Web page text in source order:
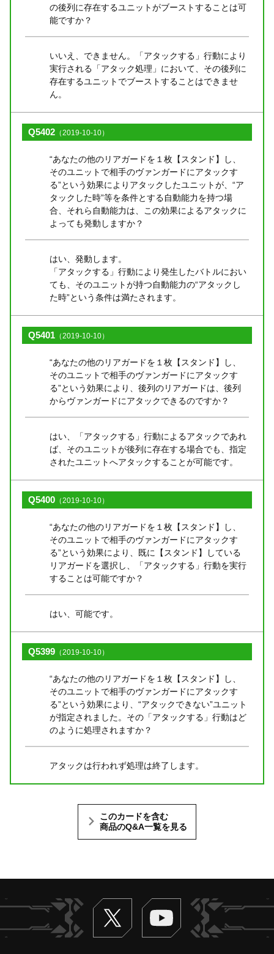
の後列に存在するユニットがブーストすることは可
能ですか？
いいえ、できません。「アタックする」行動により
実行される「アタック処理」において、その後列に
存在するユニットでブーストすることはできませ
ん。
Q5402 （2019-10-10）
“あなたの他のリアガードを１枚【スタンド】し、
そのユニットで相手のヴァンガードにアタックす
る”という効果によりアタックしたユニットが、“ア
タックした時”等を条件とする自動能力を持つ場
合、それら自動能力は、この効果によるアタックに
よっても発動しますか？
はい、発動します。
「アタックする」行動により発生したバトルにおい
ても、そのユニットが持つ自動能力の“アタックし
た時”という条件は満たされます。
Q5401 （2019-10-10）
“あなたの他のリアガードを１枚【スタンド】し、
そのユニットで相手のヴァンガードにアタックす
る”という効果により、後列のリアガードは、後列
からヴァンガードにアタックできるのですか？
はい、「アタックする」行動によるアタックであれ
ば、そのユニットが後列に存在する場合でも、指定
されたユニットへアタックすることが可能です。
Q5400 （2019-10-10）
“あなたの他のリアガードを１枚【スタンド】し、
そのユニットで相手のヴァンガードにアタックす
る”という効果により、既に【スタンド】している
リアガードを選択し、「アタックする」行動を実行
することは可能ですか？
はい、可能です。
Q5399 （2019-10-10）
“あなたの他のリアガードを１枚【スタンド】し、
そのユニットで相手のヴァンガードにアタックす
る”という効果により、“アタックできない”ユニット
が指定されました。その「アタックする」行動はど
のように処理されますか？
アタックは行われず処理は終了します。
このカードを含む
商品のQ&A一覧を見る
Twitter ヴァンガードch